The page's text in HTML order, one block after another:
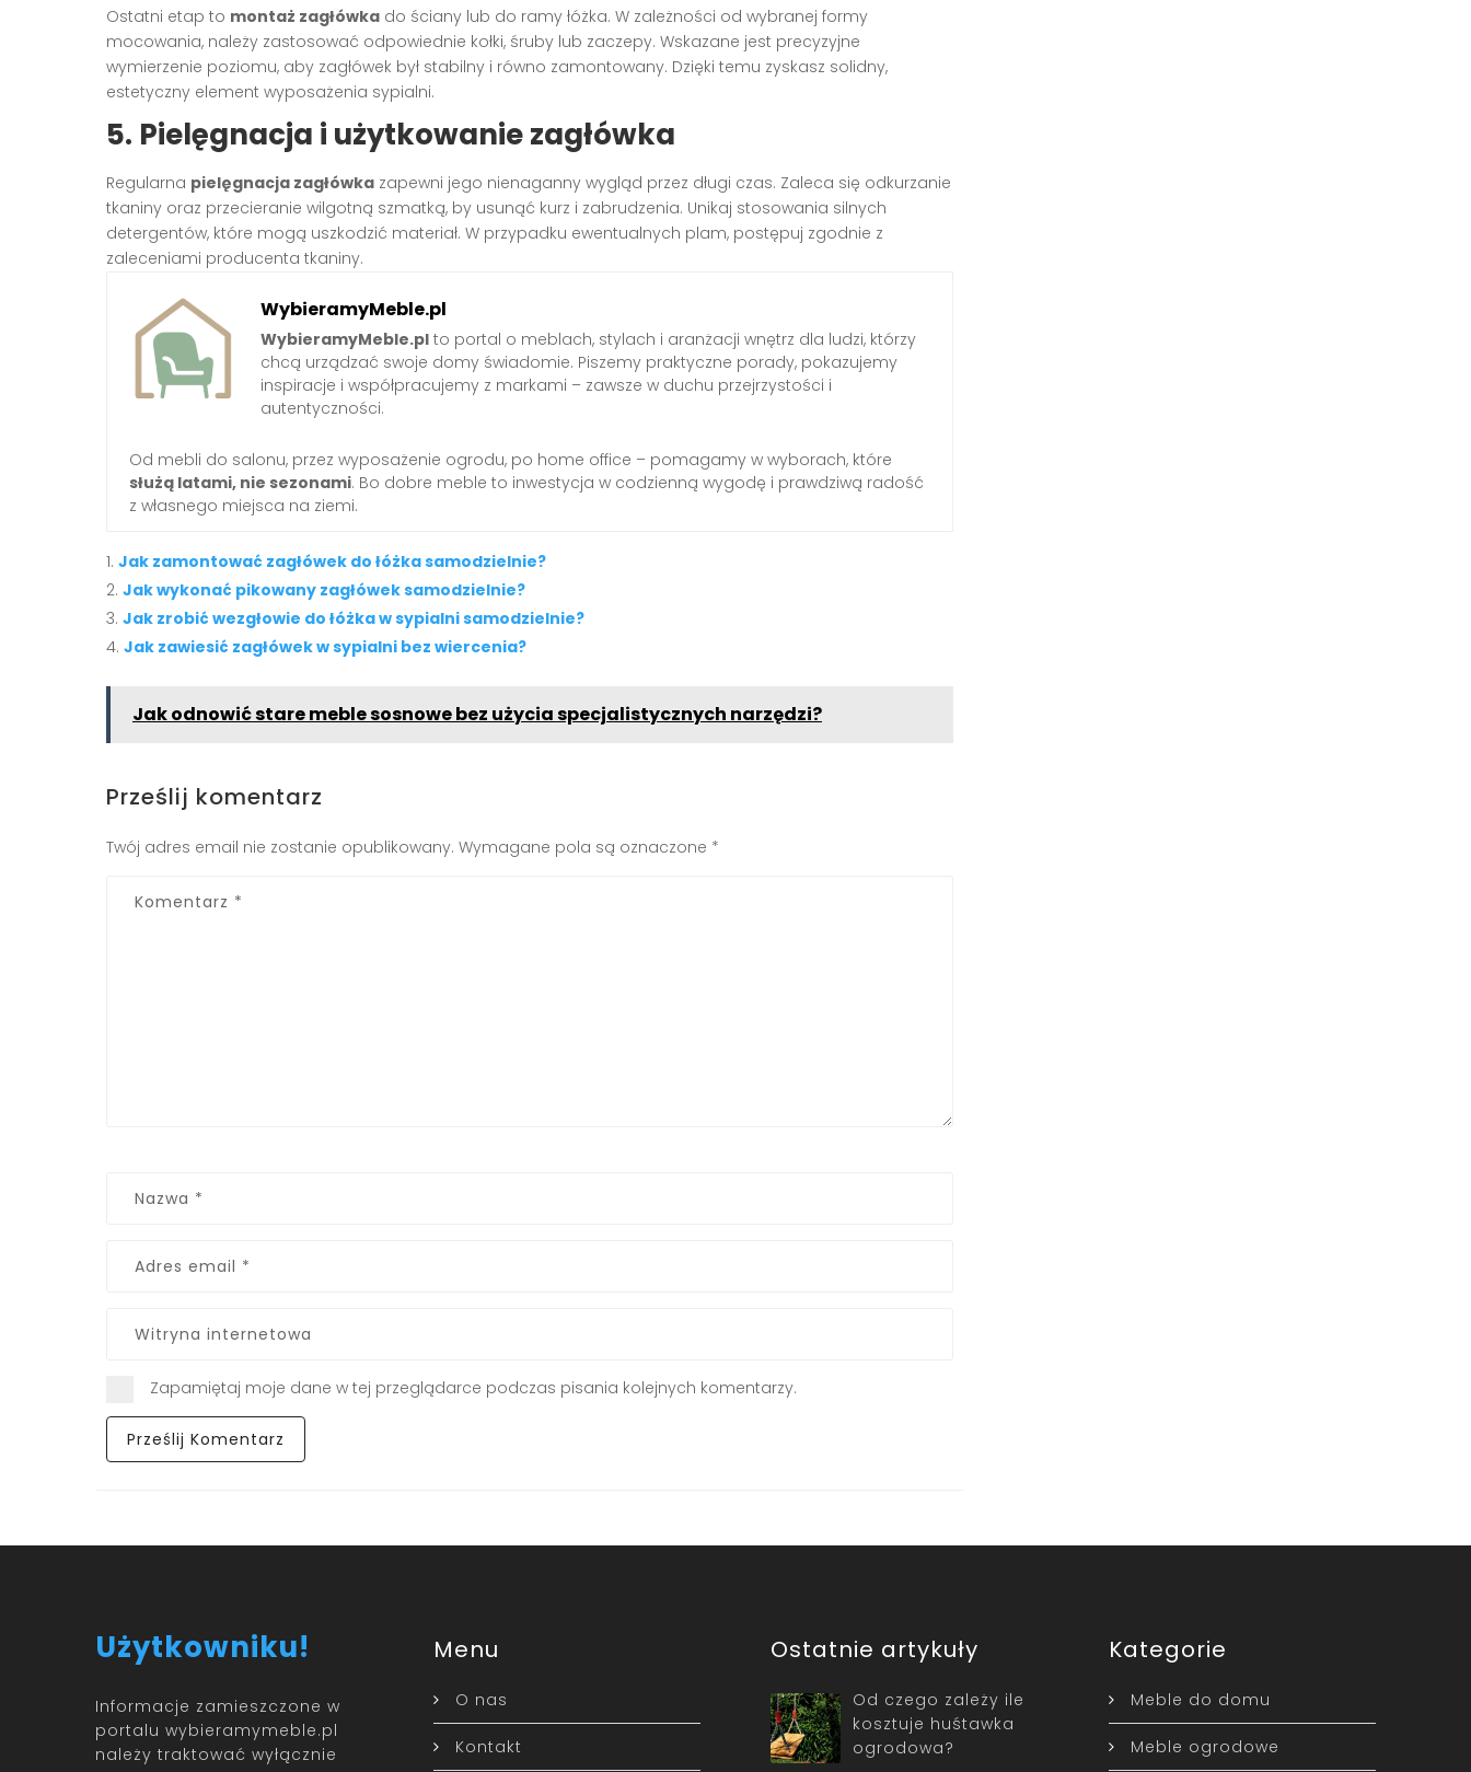
Ostatni etap to montaż zagłówka do ściany lub do ramy łóżka. W zależności od wybranej formy
mocowania, należy zastosować odpowiednie kołki, śruby lub zaczepy. Wskazane jest precyzyjne
wymierzenie poziomu, aby zagłówek był stabilny i równo zamontowany. Dzięki temu zyskasz solidny,
estetyczny element wyposażenia sypialni.
5. Pielęgnacja i użytkowanie zagłówka
Regularna pielęgnacja zagłówka zapewni jego nienaganny wygląd przez długi czas. Zaleca się odkurzanie
tkaniny oraz przecieranie wilgotną szmatką, by usunąć kurz i zabrudzenia. Unikaj stosowania silnych
detergentów, które mogą uszkodzić materiał. W przypadku ewentualnych plam, postępuj zgodnie z
zaleceniami producenta tkaniny.
WybieramyMeble.pl
WybieramyMeble.pl to portal o meblach, stylach i aranżacji wnętrz dla ludzi, którzy
chcą urządzać swoje domy świadomie. Piszemy praktyczne porady, pokazujemy
inspiracje i współpracujemy z markami – zawsze w duchu przejrzystości i
autentyczności.
Od mebli do salonu, przez wyposażenie ogrodu, po home office – pomagamy w wyborach, które
służą latami, nie sezonami. Bo dobre meble to inwestycja w codzienną wygodę i prawdziwą radość
z własnego miejsca na ziemi.
Jak zamontować zagłówek do łóżka samodzielnie?
Jak wykonać pikowany zagłówek samodzielnie?
Jak zrobić wezgłowie do łóżka w sypialni samodzielnie?
Jak zawiesić zagłówek w sypialni bez wiercenia?
Jak odnowić stare meble sosnowe bez użycia specjalistycznych narzędzi?
Prześlij komentarz
Twój adres email nie zostanie opublikowany. Wymagane pola są oznaczone *
Zapamiętaj moje dane w tej przeglądarce podczas pisania kolejnych komentarzy.
Użytkowniku!
Informacje zamieszczone w
portalu wybieramymeble.pl
należy traktować wyłącznie
Menu
O nas
Kontakt
Ostatnie artykuły
Od czego zależy ile
kosztuje huśtawka
ogrodowa?
Kategorie
Meble do domu
Meble ogrodowe